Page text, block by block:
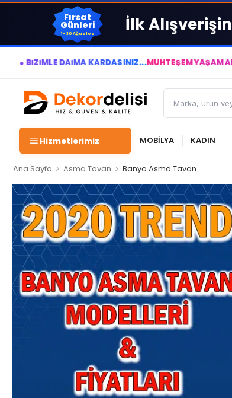
Fırsat
Günleri
1-30 Ağustos İlk
KÂRDASINIZ...MUHTEŞEM YAŞAM ALANLARI
Hizmetlerimiz MOBİLYA KADIN
Ana Sayfa > Asma Tavan > Banyo Asma Tavan